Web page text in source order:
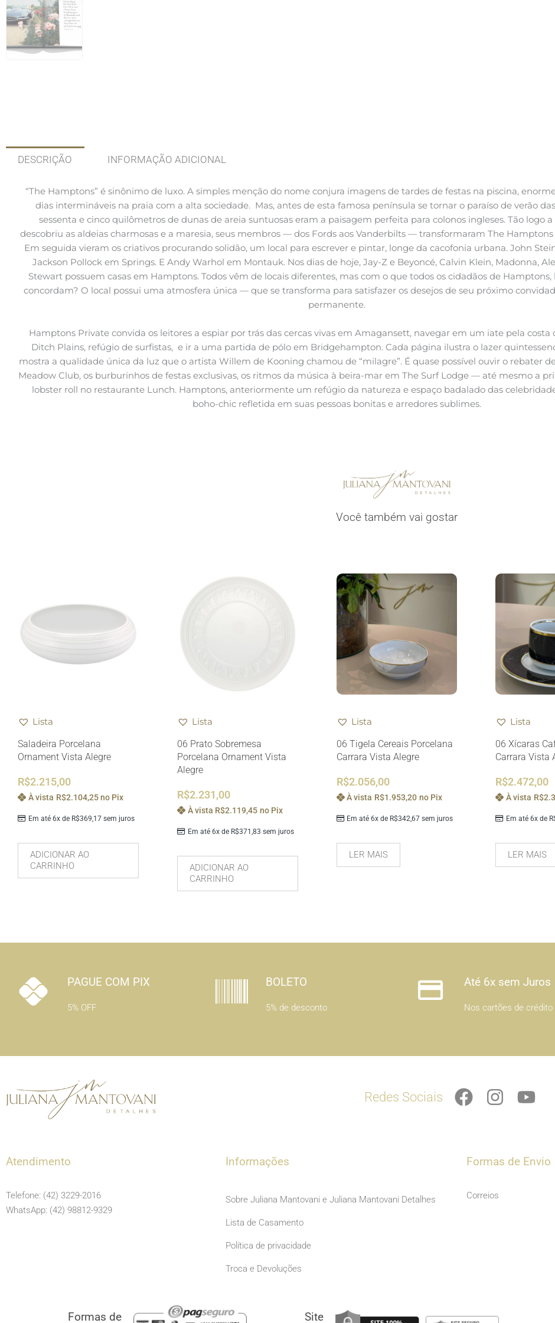
DESCRIÇÃO INFORMAÇÃO ADICIONAL
“The Hamptons” é sinônimo de luxo. A simples menção do nome conjura imagens de tardes de festas na piscina,
dias intermináveis na praia com a alta sociedade. Mas, antes de esta famosa península se tornar o paraíso de verão
sessenta e cinco quilômetros de dunas de areia suntuosas eram a paisagem perfeita para colonos ingleses. Tão logo
descobriu as aldeias charmosas e a maresia, seus membros — dos Fords aos Vanderbilts — transformaram The
Em seguida vieram os criativos procurando solidão, um local para escrever e pintar, longe da cacofonia urbana. John
Jackson Pollock em Springs. E Andy Warhol em Montauk. Nos dias de hoje, Jay-Z e Beyoncé, Calvin Klein, Madonna,
Stewart possuem casas em Hamptons. Todos vêm de locais diferentes, mas com o que todos os cidadãos de Hamptons,
concordam? O local possui uma atmosfera única — que se transforma para satisfazer os desejos de seu próximo
permanente.
Hamptons Private convida os leitores a espiar por trás das cercas vivas em Amagansett, navegar em um iate pela costa
Ditch Plains, refúgio de surfistas, e ir a uma partida de pólo em Bridgehampton. Cada página ilustra o lazer
mostra a qualidade única da luz que o artista Willem de Kooning chamou de “milagre”. É quase possível ouvir o rebater
Meadow Club, os burburinhos de festas exclusivas, os ritmos da música à beira-mar em The Surf Lodge — até mesmo a
lobster roll no restaurante Lunch. Hamptons, anteriormente um refúgio da natureza e espaço badalado das
boho-chic refletida em suas pessoas bonitas e arredores sublimes.
Você também vai gostar
Lista
Saladeira Porcelana
Ornament Vista Alegre
R$2.215,00
Em até 6x de R$369,17sem juros
À vista R$2.104,25 no Pix
ADICIONAR AO
CARRINHO
Lista
06 Prato Sobremesa
Porcelana Ornament Vista
Alegre
R$2.231,00
Em até 6x de R$371,83 sem juros
À vista R$2.119,45 no Pix
ADICIONAR AO
CARRINHO
Lista
06 Tigela Cereais Porcelana
Carrara Vista Alegre
R$2.056,00
Em até 6x de R$342,67 sem juros
À vista R$1.953,20 no Pix
LER MAIS
Lista
06 Xícaras
Carrara Vista
R$2.472,00
Em até 6x de
À vista R$
LER MAIS
PAGUE COM PIX
5% OFF
BOLETO
5% de desconto
Até 6x sem Juros
Nos cartões de crédito
Redes Sociais
F
a
b
o
I
n
a
r
Y
o
u
Atendimento
Telefone: (42) 3229-2016
WhatsApp: (42) 98812-9329
Informações
Sobre Juliana Mantovani e Juliana Mantovani Detalhes
Lista de Casamento
Política de privacidade
Troca e Devoluções
Formas de Envio
Correios
Formas de Site